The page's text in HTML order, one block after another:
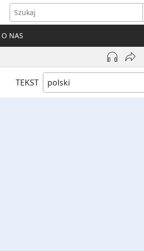
O NAS
TEKST